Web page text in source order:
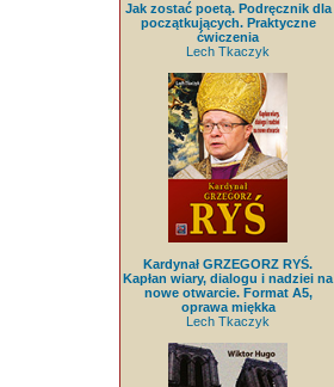
Jak zostać poetą. Podręcznik dla
początkujących. Praktyczne
ćwiczenia
Lech Tkaczyk
Kardynał GRZEGORZ RYŚ.
Kapłan wiary, dialogu i nadziei na
nowe otwarcie. Format A5,
oprawa miękka
Lech Tkaczyk